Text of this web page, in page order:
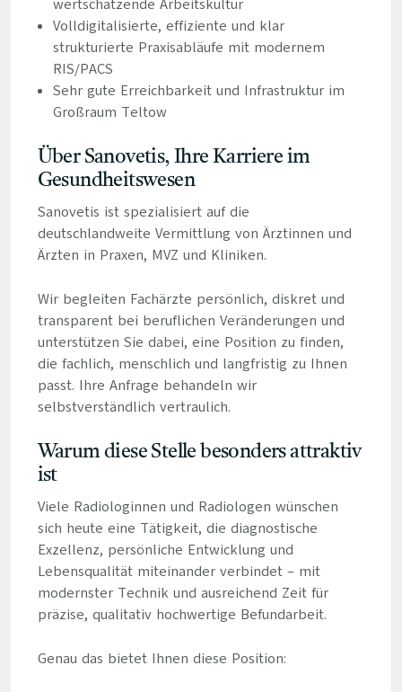
wertschätzende Arbeitskultur
Volldigitalisierte, effiziente und klar
strukturierte Praxisabläufe mit modernem
RIS/PACS
Sehr gute Erreichbarkeit und Infrastruktur im
Großraum Teltow
Über Sanovetis, Ihre Karriere im
Gesundheitswesen
Sanovetis ist spezialisiert auf die
deutschlandweite Vermittlung von Ärztinnen und
Ärzten in Praxen, MVZ und Kliniken.
Wir begleiten Fachärzte persönlich, diskret und
transparent bei beruflichen Veränderungen und
unterstützen Sie dabei, eine Position zu finden,
die fachlich, menschlich und langfristig zu Ihnen
passt. Ihre Anfrage behandeln wir
selbstverständlich vertraulich.
Warum diese Stelle besonders attraktiv
ist
Viele Radiologinnen und Radiologen wünschen
sich heute eine Tätigkeit, die diagnostische
Exzellenz, persönliche Entwicklung und
Lebensqualität miteinander verbindet – mit
modernster Technik und ausreichend Zeit für
präzise, qualitativ hochwertige Befundarbeit.
Genau das bietet Ihnen diese Position: